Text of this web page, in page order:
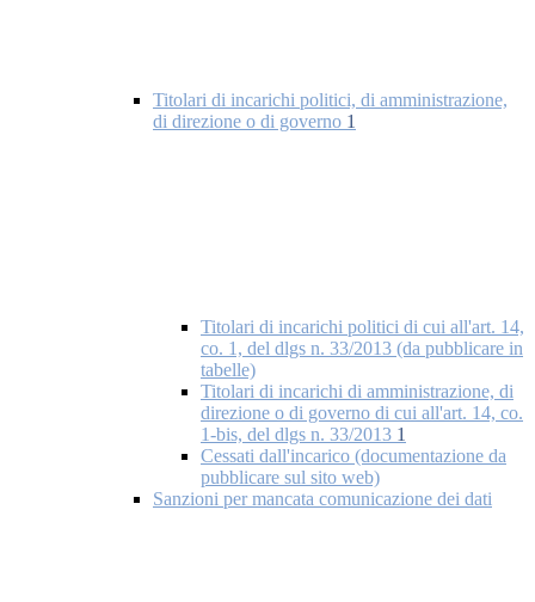
Titolari di incarichi politici, di amministrazione,
di direzione o di governo 1
Titolari di incarichi politici di cui all'art. 14,
co. 1, del dlgs n. 33/2013 (da pubblicare in
tabelle)
Titolari di incarichi di amministrazione, di
direzione o di governo di cui all'art. 14, co.
1-bis, del dlgs n. 33/2013 1
Cessati dall'incarico (documentazione da
pubblicare sul sito web)
Sanzioni per mancata comunicazione dei dati